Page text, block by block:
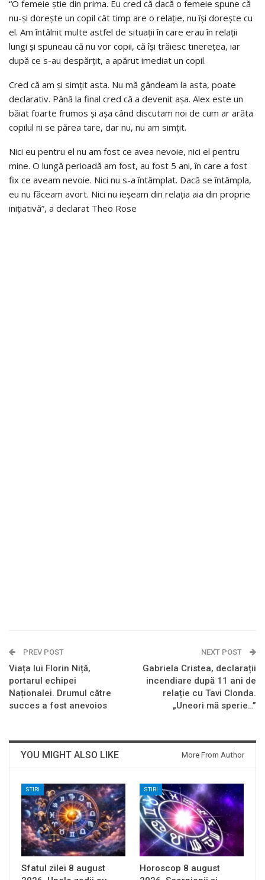
“O femeie știe din prima. Eu cred că dacă o femeie spune că
nu-și dorește un copil cât timp are o relație, nu își dorește cu
el. Am întâlnit multe astfel de situații în care erau în relații
lungi și spuneau că nu vor copii, că își trăiesc tinerețea, iar
după ce s-au despărțit, a apărut imediat un copil.
Cred că am și simțit asta. Nu mă gândeam la asta, poate
declarativ. Până la final cred că a devenit așa. Alex este un
băiat foarte frumos și așa când discutam noi de cum ar arăta
copilul ni se părea tare, dar nu, nu am simțit.
Nici eu pentru el nu am fost ce avea nevoie, nici el pentru
mine. O lungă perioadă am fost, au fost 5 ani, în care a fost
fix ce aveam nevoie. Nici nu s-a întâmplat. Dacă se întâmpla,
eu nu făceam avort. Nici nu ieșeam din relația aia din proprie
inițiativă”, a declarat Theo Rose
PREV POST
Viața lui Florin Niță,
portarul echipei
Naționalei. Drumul către
succes a fost anevoios
NEXT POST
Gabriela Cristea, declarații
incendiare după 11 ani de
relație cu Tavi Clonda.
„Uneori mă sperie…”
YOU MIGHT ALSO LIKE More From Author
STIRI
Sfatul zilei 8 august
STIRI
Horoscop 8 august